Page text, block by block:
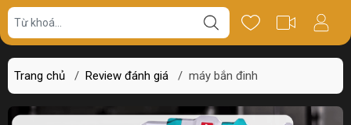
Trang chủ / Review đánh giá / máy bắn đinh